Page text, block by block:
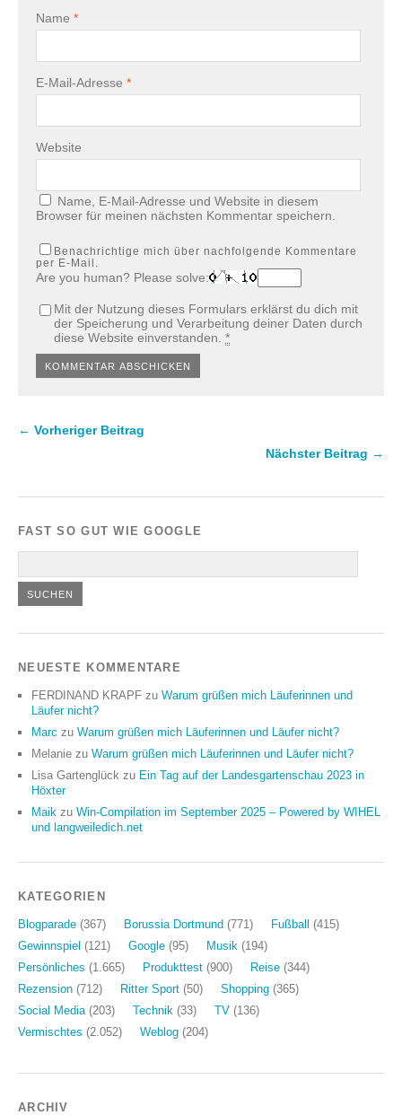
Name *
E-Mail-Adresse *
Website
Name, E-Mail-Adresse und Website in diesem
Browser für meinen nächsten Kommentar speichern.
Benachrichtige mich über nachfolgende Kommentare
per E-Mail.
Are you human? Please solve:
Mit der Nutzung dieses Formulars erklärst du dich mit
der Speicherung und Verarbeitung deiner Daten durch
diese Website einverstanden. *
← Vorheriger Beitrag
Nächster Beitrag →
FAST SO GUT WIE GOOGLE
NEUESTE KOMMENTARE
FERDINAND KRAPF zu Warum grüßen mich Läuferinnen und
Läufer nicht?
Marc zu Warum grüßen mich Läuferinnen und Läufer nicht?
Melanie zu Warum grüßen mich Läuferinnen und Läufer nicht?
Lisa Gartenglück zu Ein Tag auf der Landesgartenschau 2023 in
Höxter
Maik zu Win-Compilation im September 2025 – Powered by WIHEL
und langweiledich.net
KATEGORIEN
Blogparade (367) Borussia Dortmund (771) Fußball
(415)
Gewinnspiel (121) Google (95) Musik (194)
Persönliches (1.665) Produkttest (900) Reise (344)
Rezension (712) Ritter Sport (50) Shopping (365)
Social Media (203) Technik (33) TV (136)
Vermischtes (2.052) Weblog (204)
ARCHIV